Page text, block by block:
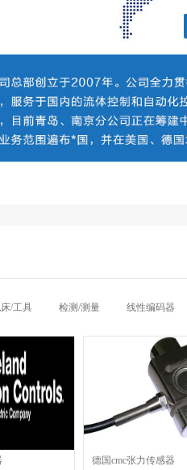
/工具 检测/测量 线性编码器
德国cmc张力传感器